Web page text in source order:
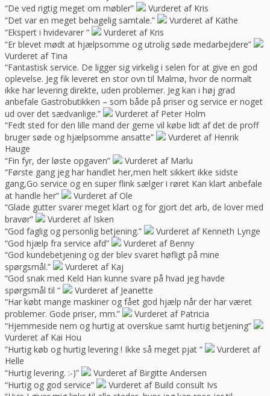
“De ved rigtig meget om møbler”
Vurderet af Kris
“Det var en meget behagelig samtale.”
Vurderet af Käthe
“Ekspert i hvidevarer “
Vurderet af Kris
“Er blevet mødt at hjælpsomme og utrolig søde medarbejdere”
Vurderet af Tina
“Fantastisk service. De ligger sig virkelig i selen for at give en god
oplevelse. Jeg fik leveret en stor ovn til Malmø, hvor de normalt
ikke har levering direkte, uden problemer. Jeg kan i høj grad
anbefale Gastrobutikken – som både på priser og service er noget
ud over det sædvanlige.”
Vurderet af Peter Holm
“Fedt sted for den lille mand der gerne vil købe lidt af det de proff
bruger søde og hjælpsomme ansatte”
Vurderet af Henrik
Hauge
“Fin fyr, der løste opgaven”
Vurderet af Marlu
“Første gang jeg har handlet her,men helt sikkert ikke sidste
gang,Go service og en super flink sælger i røret Kan klart anbefale
at handle her”
Vurderet af Ole
“Glade gutter svarer meget klart og for gjort det arb, de lover med
bravør”
Vurderet af Isken
“God faglig og personlig betjening.”
Vurderet af Kenneth Lynge
“God hjælp fra service afd”
Vurderet af Benny
“God kundebetjening og der blev svaret høfligt på mine
spørgsmål.”
Vurderet af Kaj
“God snak med Keld Han kunne svare på hvad jeg havde
spørgsmål til “
Vurderet af Jeanette
“Har købt mange maskiner og fået god hjælp når der har været
problemer. Gode priser, mm.”
Vurderet af Patricia
“Hjemmeside nem og hurtig at overskue samt hurtig betjening”
Vurderet af Kai Hou
“Hurtig køb og hurtig levering ! Ikke så meget pjat “
Vurderet af
Helle
“Hurtig levering. :-)”
Vurderet af Birgitte Andersen
“Hurtig og god service”
Vurderet af Build consult Ivs